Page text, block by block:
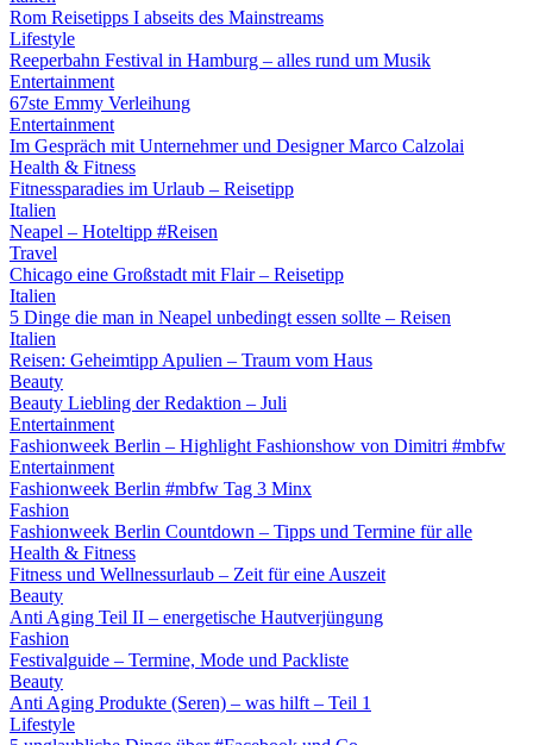
Rom Reisetipps I abseits des Mainstreams
Lifestyle
Reeperbahn Festival in Hamburg – alles rund um Musik
Entertainment
67ste Emmy Verleihung
Entertainment
Im Gespräch mit Unternehmer und Designer Marco Calzolai
Health & Fitness
Fitnessparadies im Urlaub – Reisetipp
Italien
Neapel – Hoteltipp #Reisen
Travel
Chicago eine Großstadt mit Flair – Reisetipp
Italien
5 Dinge die man in Neapel unbedingt essen sollte – Reisen
Italien
Reisen: Geheimtipp Apulien – Traum vom Haus
Beauty
Beauty Liebling der Redaktion – Juli
Entertainment
Fashionweek Berlin – Highlight Fashionshow von Dimitri #mbfw
Entertainment
Fashionweek Berlin #mbfw Tag 3 Minx
Fashion
Fashionweek Berlin Countdown – Tipps und Termine für alle
Health & Fitness
Fitness und Wellnessurlaub – Zeit für eine Auszeit
Beauty
Anti Aging Teil II – energetische Hautverjüngung
Fashion
Festivalguide – Termine, Mode und Packliste
Beauty
Anti Aging Produkte (Seren) – was hilft – Teil 1
Lifestyle